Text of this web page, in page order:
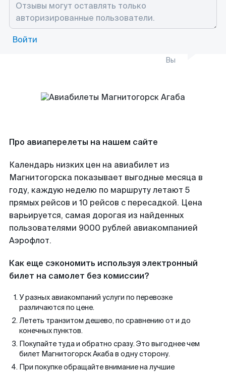
Войти
Вы
Про авиаперелеты на нашем сайте
Календарь низких цен на авиабилет из
Магнитогорска показывает выгодные месяца в
году, каждую неделю по маршруту летают 5
прямых рейсов и 10 рейсов с пересадкой. Цена
варьируется, самая дорогая из найденных
пользователями 9000 рублей авиакомпанией
Аэрофлот.
Как еще сэкономить используя электронный
билет на самолет без комиссии?
У разных авиакомпаний услуги по перевозке
различаются по цене.
Лететь транзитом дешево, по сравнению от и до
конечных пунктов.
Покупайте туда и обратно сразу. Это выгоднее чем
билет Магнитогорск Акаба в одну сторону.
При покупке обращайте внимание на лучшие